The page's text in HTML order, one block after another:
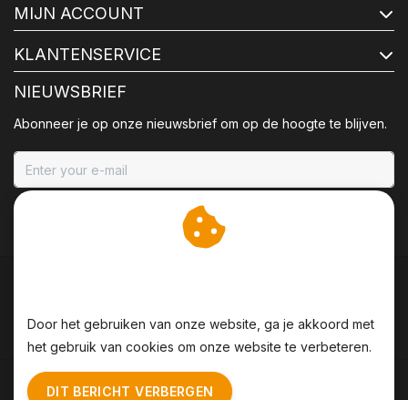
MIJN ACCOUNT
KLANTENSERVICE
NIEUWSBRIEF
Abonneer je op onze nieuwsbrief om op de hoogte te blijven.
Algemene voorwaarden | Disclaimer
Door het gebruiken van onze website, ga je akkoord met
het gebruik van cookies om onze website te verbeteren.
DIT BERICHT VERBERGEN